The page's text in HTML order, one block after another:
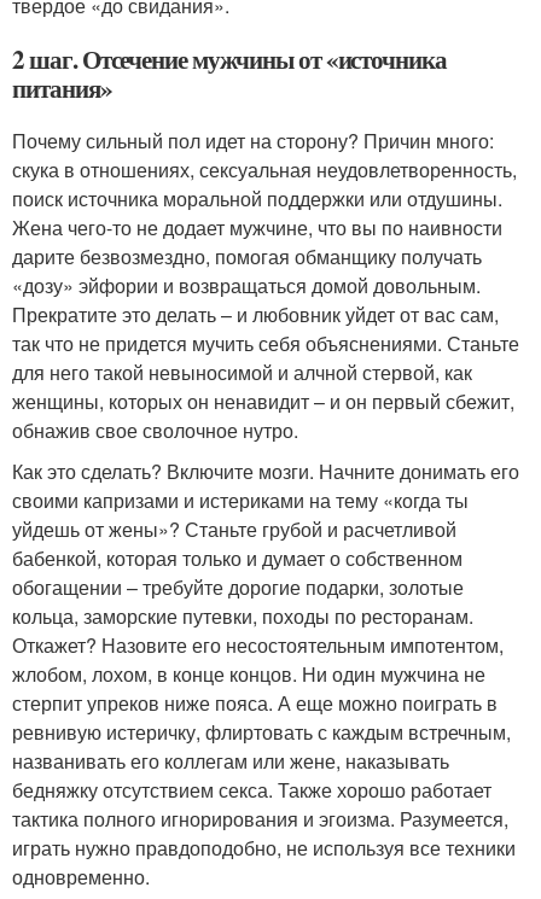
2 шаг. Отсечение мужчины от «источника
питания»
Почему сильный пол идет на сторону? Причин много:
скука в отношениях, сексуальная неудовлетворенность,
поиск источника моральной поддержки или отдушины.
Жена чего-то не додает мужчине, что вы по наивности
дарите безвозмездно, помогая обманщику получать
«дозу» эйфории и возвращаться домой довольным.
Прекратите это делать – и любовник уйдет от вас сам,
так что не придется мучить себя объяснениями. Станьте
для него такой невыносимой и алчной стервой, как
женщины, которых он ненавидит – и он первый сбежит,
обнажив свое сволочное нутро.
Как это сделать? Включите мозги. Начните донимать его
своими капризами и истериками на тему «когда ты
уйдешь от жены»? Станьте грубой и расчетливой
бабенкой, которая только и думает о собственном
обогащении – требуйте дорогие подарки, золотые
кольца, заморские путевки, походы по ресторанам.
Откажет? Назовите его несостоятельным импотентом,
жлобом, лохом, в конце концов. Ни один мужчина не
стерпит упреков ниже пояса. А еще можно поиграть в
ревнивую истеричку, флиртовать с каждым встречным,
названивать его коллегам или жене, наказывать
бедняжку отсутствием секса. Также хорошо работает
тактика полного игнорирования и эгоизма. Разумеется,
играть нужно правдоподобно, не используя все техники
одновременно.